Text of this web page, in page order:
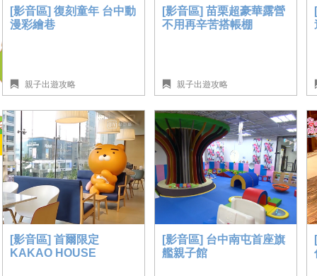
[影音區] 復刻童年 台中動
漫彩繪巷
親子出遊攻略
[影音區] 苗栗超豪華露營
不用再辛苦搭帳棚
親子出遊攻略
[影音區] 首爾限定
KAKAO HOUSE
[影音區] 台中南屯首座旗
艦親子館
親子就醬玩版權所有